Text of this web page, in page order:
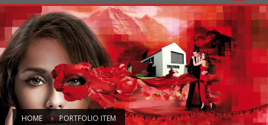
HOME PORTFOLIO ITEM